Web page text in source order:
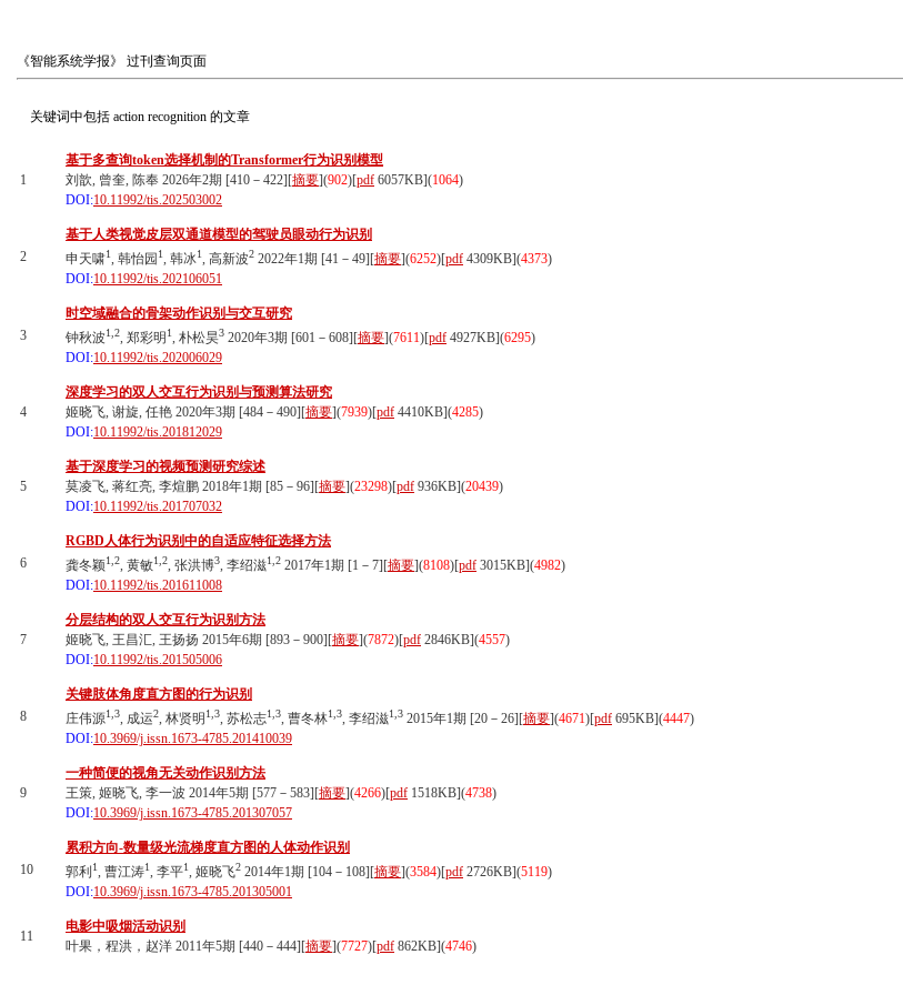
《智能系统学报》 过刊查询页面
关键词中包括 action recognition 的文章
1
基于多查询token选择机制的Transformer行为识别模型
刘歆, 曾奎, 陈奉 2026年2期 [410－422][摘要](902)[pdf 6057KB](1064)
DOI:10.11992/tis.202503002
2
基于人类视觉皮层双通道模型的驾驶员眼动行为识别
申天啸1, 韩怡园 1, 韩冰1, 高新波2 2022年1期 [41－49][摘要](6252)[pdf 4309KB](4373)
DOI:10.11992/tis.202106051
3
时空域融合的骨架动作识别与交互研究
钟秋波1,2, 郑彩明 1, 朴松昊3 2020年3期 [601－608][摘要](7611)[pdf 4927KB](6295)
DOI:10.11992/tis.202006029
4
深度学习的双人交互行为识别与预测算法研究
姬晓飞, 谢旋, 任艳 2020年3期 [484－490][摘要](7939)[pdf 4410KB](4285)
DOI:10.11992/tis.201812029
5
基于深度学习的视频预测研究综述
莫凌飞, 蒋红亮, 李煊鹏 2018年1期 [85－96][摘要](23298)[pdf 936KB](20439)
DOI:10.11992/tis.201707032
6
RGBD人体行为识别中的自适应特征选择方法
龚冬颖1,2, 黄敏1,2, 张洪博3, 李绍滋1,2 2017年1期 [1－7][摘要](8108)[pdf 3015KB](4982)
DOI:10.11992/tis.201611008
7
分层结构的双人交互行为识别方法
姬晓飞, 王昌汇, 王扬扬 2015年6期 [893－900][摘要](7872)[pdf 2846KB](4557)
DOI:10.11992/tis.201505006
8
关键肢体角度直方图的行为识别
庄伟源1,3, 成运2, 林贤明 1,3, 苏松志1,3, 曹冬林1,3, 李绍滋1,3 2015年1期 [20－26][摘要](4671)[pdf 695KB](4447)
DOI:10.3969/j.issn.1673-4785.201410039
9
一种简便的视角无关动作识别方法
王策, 姬晓飞, 李一波 2014年5期 [577－583][摘要](4266)[pdf 1518KB](4738)
DOI:10.3969/j.issn.1673-4785.201307057
10
累积方向-数量级光流梯度直方图的人体动作识别
郭利 1, 曹江涛1, 李平1, 姬晓飞2 2014年1期 [104－108][摘要](3584)[pdf 2726KB](5119)
DOI:10.3969/j.issn.1673-4785.201305001
11
电影中吸烟活动识别
叶果，程洪，赵洋 2011年5期 [440－444][摘要](7727)[pdf 862KB](4746)